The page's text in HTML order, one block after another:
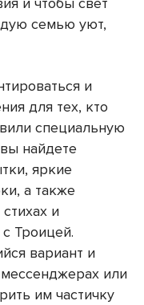
семью уют,
и
для тех, кто
специальную
найдете
яркие
а также
и
Троицей.
вариант и
или
им частичку